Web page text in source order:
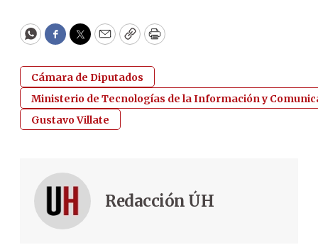
WhatsApp
Facebook
Twitter
EmailCopyPrint
Cámara de Diputados
Ministerio de Tecnologías de la Información y
Gustavo Villate
Redacción ÚH